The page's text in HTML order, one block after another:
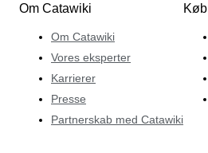
Om Catawiki
Om Catawiki
Vores eksperter
Karrierer
Presse
Partnerskab med Catawiki
Køb